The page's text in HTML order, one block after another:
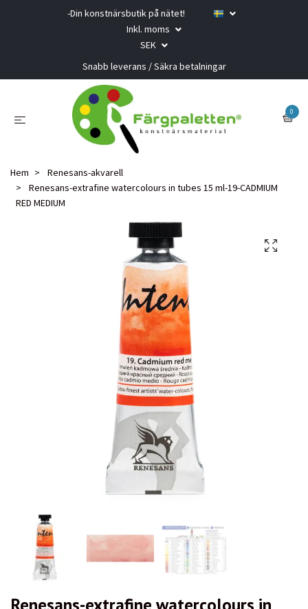
-Din konstnärsbutik på nätet!
Inkl. moms
SEK
Snabb leverans / Säkra betalningar
0
Hem
Renesans-akvarell
Renesans-extrafine watercolours in tubes 15 ml-19-CADMIUM
RED MEDIUM